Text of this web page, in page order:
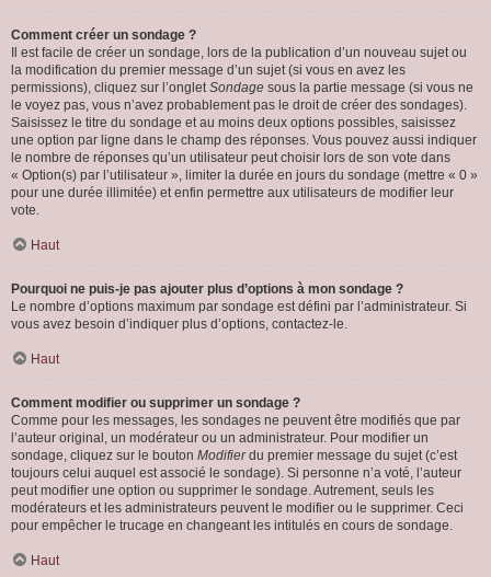
Comment créer un sondage ?
Il est facile de créer un sondage, lors de la publication d’un nouveau sujet ou
la modification du premier message d’un sujet (si vous en avez les
permissions), cliquez sur l’ongletSondage sous la partie message (si vous ne
le voyez pas, vous n’avez probablement pas le droit de créer des sondages).
Saisissez le titre du sondage et au moins deux options possibles, saisissez
une option par ligne dans le champ des réponses. Vous pouvez aussi indiquer
le nombre de réponses qu’un utilisateur peut choisir lors de son vote dans
« Option(s) par l’utilisateur », limiter la durée en jours du sondage (mettre « 0 »
pour une durée illimitée) et enfin permettre aux utilisateurs de modifier leur
vote.
Haut
Pourquoi ne puis-je pas ajouter plus d’options à mon sondage ?
Le nombre d’options maximum par sondage est défini par l’administrateur. Si
vous avez besoin d’indiquer plus d’options, contactez-le.
Haut
Comment modifier ou supprimer un sondage ?
Comme pour les messages, les sondages ne peuvent être modifiés que par
l’auteur original, un modérateur ou un administrateur. Pour modifier un
sondage, cliquez sur le bouton Modifierdu premier message du sujet (c’est
toujours celui auquel est associé le sondage). Si personne n’a voté, l’auteur
peut modifier une option ou supprimer le sondage. Autrement, seuls les
modérateurs et les administrateurs peuvent le modifier ou le supprimer. Ceci
pour empêcher le trucage en changeant les intitulés en cours de sondage.
Haut